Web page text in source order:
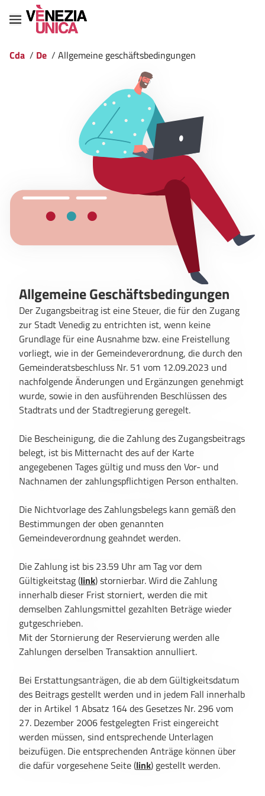
Cda / De / Allgemeine geschäftsbedingungen
Allgemeine Geschäftsbedingungen
Der Zugangsbeitrag ist eine Steuer, die für den Zugang
zur Stadt Venedig zu entrichten ist, wenn keine
Grundlage für eine Ausnahme bzw. eine Freistellung
vorliegt, wie in der Gemeindeverordnung, die durch den
Gemeinderatsbeschluss Nr. 51 vom 12.09.2023 und
nachfolgende Änderungen und Ergänzungen genehmigt
wurde, sowie in den ausführenden Beschlüssen des
Stadtrats und der Stadtregierung geregelt.
Die Bescheinigung, die die Zahlung des Zugangsbeitrags
belegt, ist bis Mitternacht des auf der Karte
angegebenen Tages gültig und muss den Vor- und
Nachnamen der zahlungspflichtigen Person enthalten.
Die Nichtvorlage des Zahlungsbelegs kann gemäß den
Bestimmungen der oben genannten
Gemeindeverordnung geahndet werden.
Die Zahlung ist bis 23.59 Uhr am Tag vor dem
Gültigkeitstag (link) stornierbar. Wird die Zahlung
innerhalb dieser Frist storniert, werden die mit
demselben Zahlungsmittel gezahlten Beträge wieder
gutgeschrieben.
Mit der Stornierung der Reservierung werden alle
Zahlungen derselben Transaktion annulliert.
Bei Erstattungsanträgen, die ab dem Gültigkeitsdatum
des Beitrags gestellt werden und in jedem Fall innerhalb
der in Artikel 1 Absatz 164 des Gesetzes Nr. 296 vom
27. Dezember 2006 festgelegten Frist eingereicht
werden müssen, sind entsprechende Unterlagen
beizufügen. Die entsprechenden Anträge können über
die dafür vorgesehene Seite (link) gestellt werden.